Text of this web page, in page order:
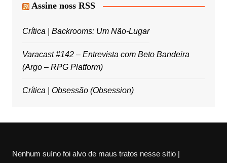
Assine noss RSS
Crítica | Backrooms: Um Não-Lugar
Varacast #142 – Entrevista com Beto Bandeira
(Argo – RPG Platform)
Crítica | Obsessão (Obsession)
Nenhum suíno foi alvo de maus tratos nesse sítio |